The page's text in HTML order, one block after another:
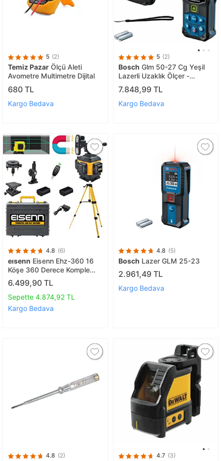
5 (2)
Temiz Pazar Ölçü Aleti
Avometre Multimetre Dijital
680 TL
Kargo Bedava
5 (2)
Bosch Glm 50-27 Cg Yeşil
Lazerli Uzaklık Ölçer -
0601072u00
7.848,99 TL
Kargo Bedava
4.8 (6)
eısenn Eisenn Ehz-360 16
Köşe 360 Derece Komple
Heryere Artı Lazer Terazi
Tripod Ayaklı Distomat
Mıknatıslı Çantalı Kumandalı
6.499,90 TL
Sepette 4.874,92 TL
Kargo Bedava
4.8 (5)
Bosch Lazer GLM 25-23
2.961,49 TL
Kargo Bedava
4.8 (2) 4.7 (3)